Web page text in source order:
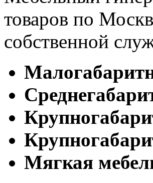
товаров по
собственной
Мягкая